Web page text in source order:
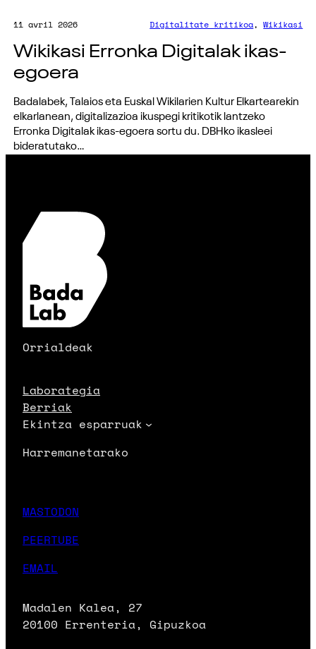
11 avril 2026 Digitalitate kritikoa, Wikikasi
Wikikasi Erronka Digitalak ikas-
egoera
Badalabek, Talaios eta Euskal Wikilarien Kultur Elkartearekin
elkarlanean, digitalizazioa ikuspegi kritikotik lantzeko
Erronka Digitalak ikas-egoera sortu du. DBHko ikasleei
bideratutako…
Orrialdeak
Laborategia
Berriak
Ekintza esparruak
Harremanetarako
MASTODON
PEERTUBE
EMAIL
Madalen Kalea, 27
20100 Errenteria, Gipuzkoa